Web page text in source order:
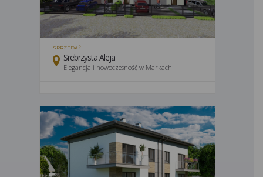
SPRZEDAŻ
Srebrzysta Aleja
Elegancja i nowoczesność w Markach